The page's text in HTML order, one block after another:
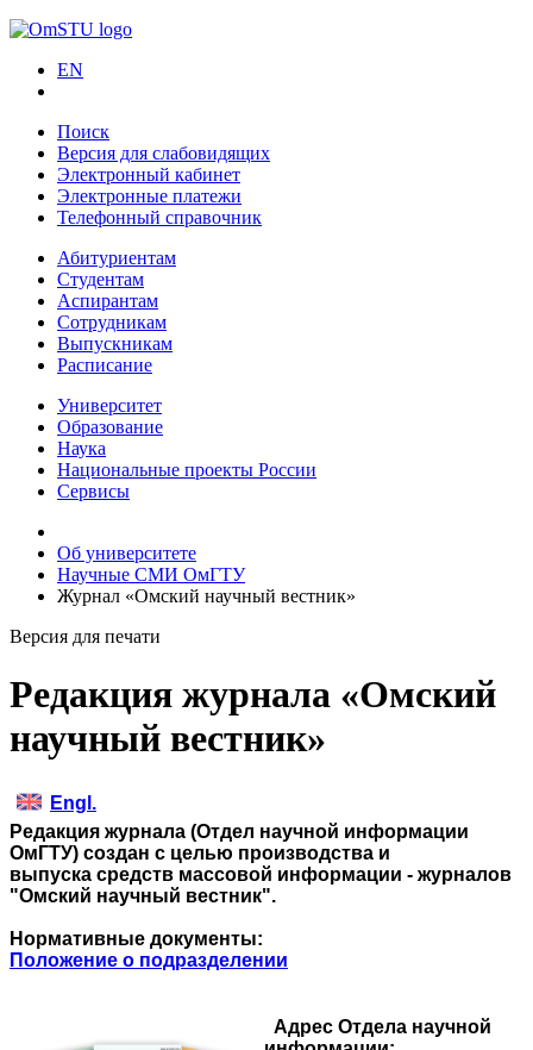
EN
Поиск
Версия для слабовидящих
Электронный кабинет
Электронные платежи
Телефонный справочник
Абитуриентам
Студентам
Аспирантам
Сотрудникам
Выпускникам
Расписание
Университет
Образование
Наука
Национальные проекты России
Сервисы
Об университете
Научные СМИ ОмГТУ
Журнал «Омский научный вестник»
Версия для печати
Редакция журнала «Омский
научный вестник»
Engl.
Редакция журнала (Отдел научной информации
ОмГТУ) создан с целью производства и
выпуска средств массовой информации - журналов
"Омский научный вестник".
Нормативные документы:
Положение о подразделении
Адрес Отдела научной